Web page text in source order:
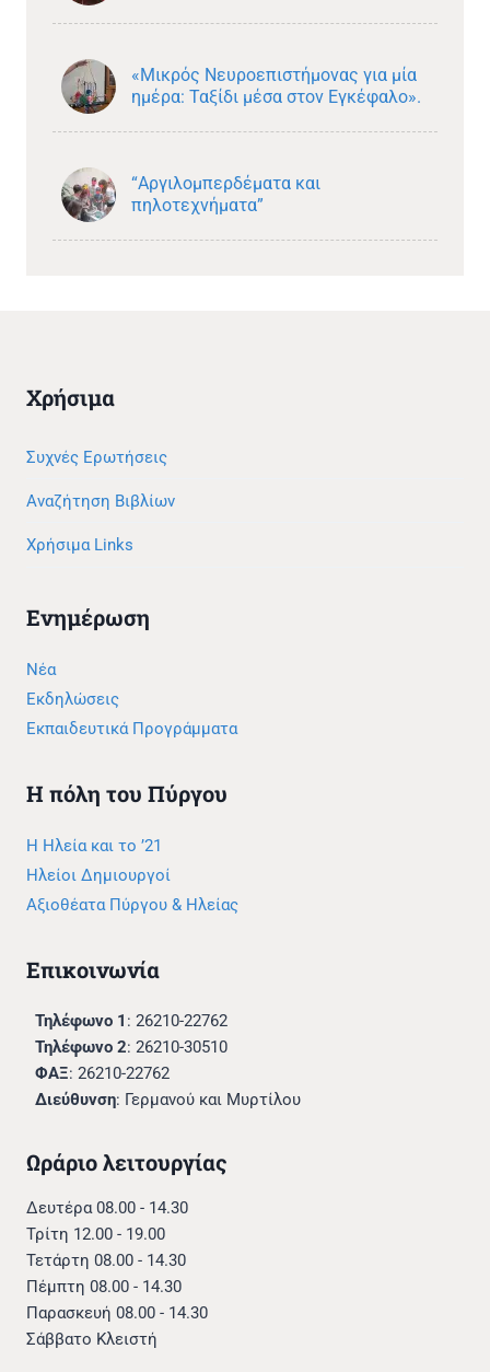
«Μικρός Νευροεπιστήμονας για μία
ημέρα: Ταξίδι μέσα στον Εγκέφαλο».
“Αργιλομπερδέματα και
πηλοτεχνήματα”
Χρήσιμα
Συχνές Ερωτήσεις
Αναζήτηση Βιβλίων
Χρήσιμα Links
Ενημέρωση
Νέα
Εκδηλώσεις
Εκπαιδευτικά Προγράμματα
Η πόλη του Πύργου
Η Ηλεία και το ’21
Ηλείοι Δημιουργοί
Αξιοθέατα Πύργου & Ηλείας
Επικοινωνία
Τηλέφωνο 1 : 26210-22762
Τηλέφωνο 2: 26210-30510
ΦΑΞ: 26210-22762
Διεύθυνση: Γερμανού και Μυρτίλου
Ωράριο λειτουργίας
Δευτέρα 08.00 - 14.30
Τρίτη 12.00 - 19.00
Τετάρτη 08.00 - 14.30
Πέμπτη 08.00 - 14.30
Παρασκευή 08.00 - 14.30
Σάββατο Κλειστή